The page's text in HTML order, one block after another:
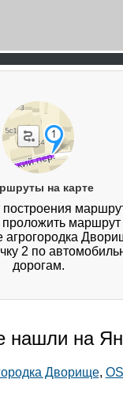
на карте
построения
проложить маршрут
агрогородка
2 по
дорогам.
нашли на
Дворище,